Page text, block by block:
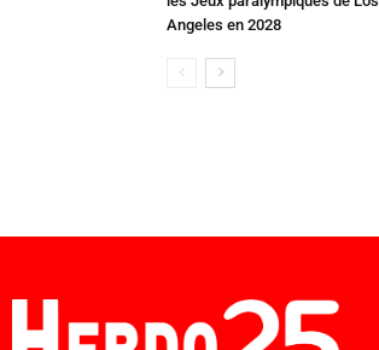
Angeles en 2028